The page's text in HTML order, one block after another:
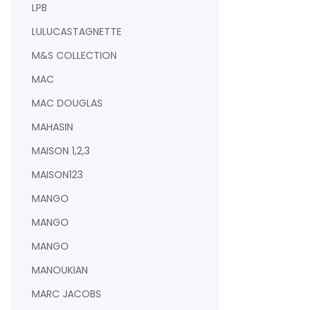
LPB
LULUCASTAGNETTE
M&S COLLECTION
MAC
MAC DOUGLAS
MAHASIN
MAISON 1,2,3
MAISON123
MANGO
MANGO
MANGO
MANOUKIAN
MARC JACOBS